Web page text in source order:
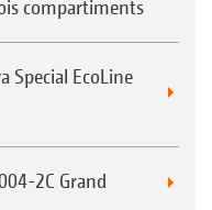
compartiments
Special EcoLine
2C Grand